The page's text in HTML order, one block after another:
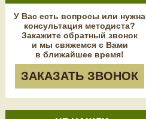
У Вас есть вопросы или нужна
консультация методиста?
Закажите обратный звонок
и мы свяжемся с Вами
в ближайшее время!
ЗАКАЗАТЬ ЗВОНОК